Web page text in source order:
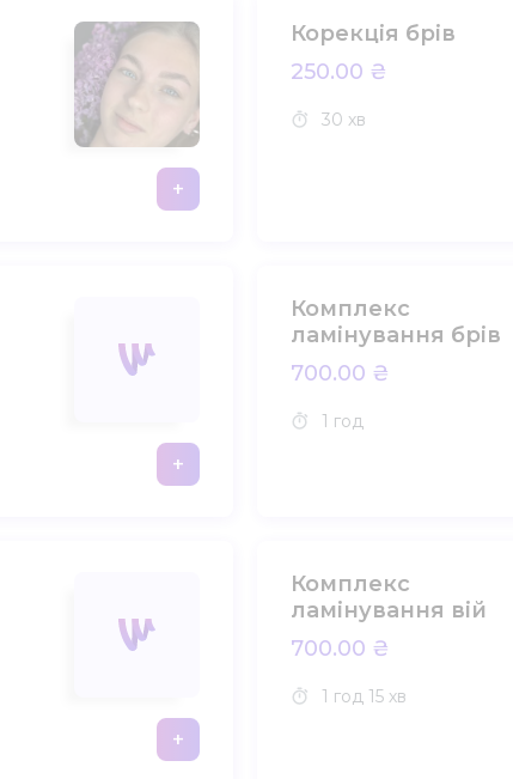
+
Корекція брів
250.00 ₴
30 хв
+
Комплекс
ламінування брів
700.00 ₴
1 год
+
Комплекс
ламінування вій
700.00 ₴
1 год 15 хв